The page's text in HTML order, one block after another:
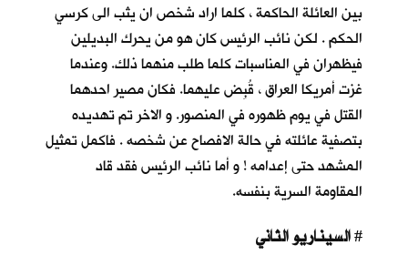
بين العائلة الحاكمة ، كلما اراد شخص ان يثب الى كرسي
الحكم . لكن نائب الرئيس كان هو من يحرك البديلين
فيظهران في المناسبات كلما طلب منهما ذلك. وعندما
غزت أمريكا العراق ، قُبِض عليهما. فكان مصير احدهما
القتل في يوم ظهوره في المنصور. و الاخر تم تهديده
بتصفية عائلته في حالة الافصاح عن شخصه . فاكمل تمثيل
المشهد حتى إعدامه ! و أما نائب الرئيس فقد قاد
المقاومة السرية بنفسه.
#